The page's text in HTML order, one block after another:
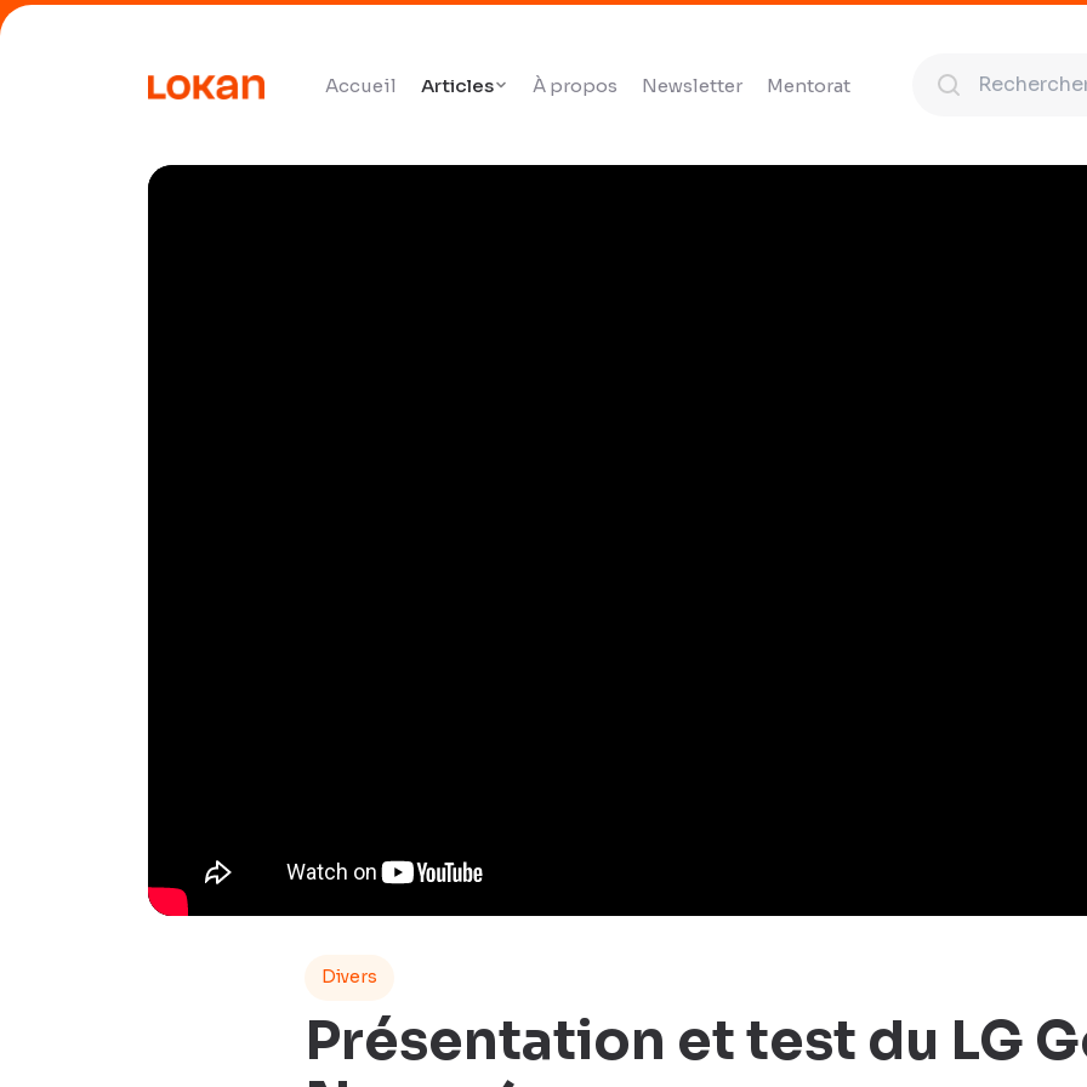
Accueil Articles À propos Newsletter Mentorat
Divers
Présentation et test du LG